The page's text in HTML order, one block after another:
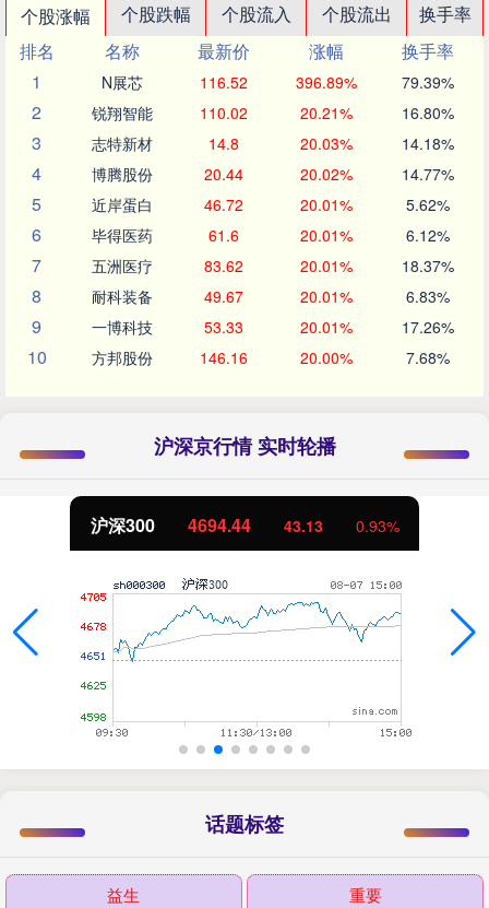
个股涨幅 个股跌幅 个股流入 个股流出
换手率
排名
名称 最新价 涨幅
换手率
1
N展芯 116.52 396.89% 79.39%
2 锐翔智能 110.02 20.21% 16.80%
3 志特新材 14.8 20.03% 14.18%
4 博腾股份 20.44 20.02% 14.77%
5 近岸蛋白 46.72 20.01% 5.62%
6 毕得医药 61.6 20.01% 6.12%
7 五洲医疗 83.62 20.01% 18.37%
8 耐科装备 49.67 20.01% 6.83%
9 一博科技 53.33 20.01% 17.26%
10 方邦股份 146.16 20.00% 7.68%
沪深京行情 实时轮播
沪深300 4694.44 43.13 0.93%
话题标签
益生 重要